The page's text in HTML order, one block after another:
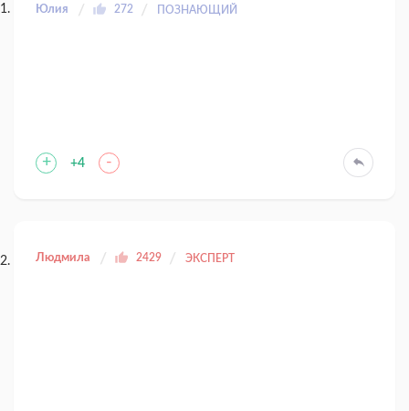
Юлия 272 ПОЗНАЮЩИЙ
+ +4 -
Людмила 2429 ЭКСПЕРТ